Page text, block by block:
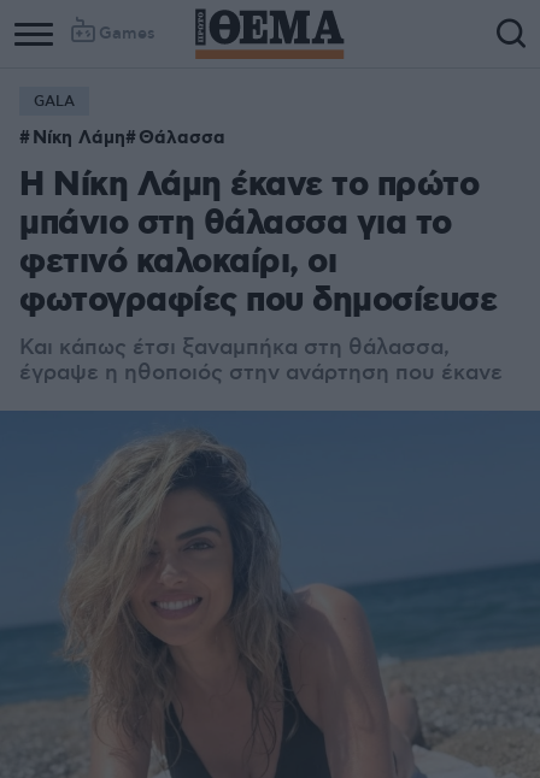
Games
GALA
Νίκη Λάμη Θάλασσα
Η Νίκη Λάμη έκανε το πρώτο
μπάνιο στη θάλασσα για το
φετινό καλοκαίρι, οι
φωτογραφίες που δημοσίευσε
Και κάπως έτσι ξαναμπήκα στη θάλασσα,
έγραψε η ηθοποιός στην ανάρτηση που έκανε